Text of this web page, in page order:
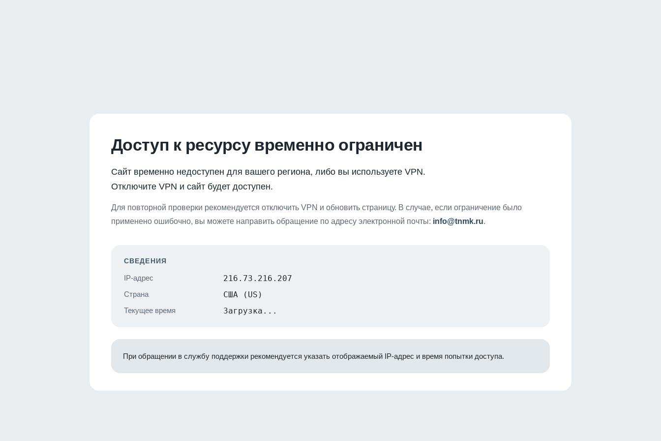
Доступ к ресурсу временно ограничен
Сайт временно недоступен для вашего региона, либо вы используете VPN.
Отключите VPN и сайт будет доступен.
Для повторной проверки рекомендуется отключить VPN и обновить страницу. В случае, если ограничение было
применено ошибочно, вы можете направить обращение по адресу электронной почты: info@tnmk.ru.
СВЕДЕНИЯ
IP-адрес 216.73.216.207
Страна США (US)
Текущее время Загрузка...
При обращении в службу поддержки рекомендуется указать отображаемый IP-адрес и время попытки доступа.